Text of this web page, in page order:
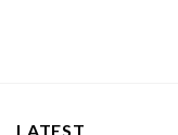
LATEST